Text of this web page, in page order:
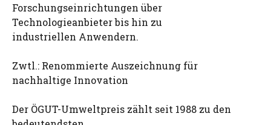
Forschungseinrichtungen über
Technologieanbieter bis hin zu
industriellen Anwendern.
Zwtl.: Renommierte Auszeichnung für
nachhaltige Innovation
Der ÖGUT-Umweltpreis zählt seit 1988 zu den